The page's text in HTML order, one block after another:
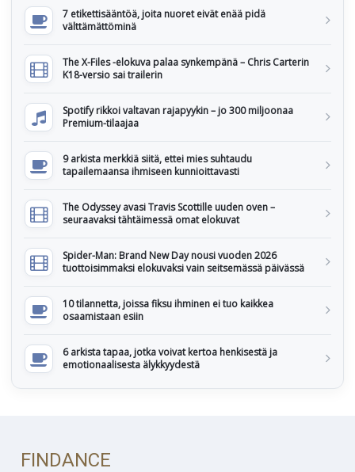
7 etikettisääntöä, joita nuoret eivät enää pidä
välttämättöminä
The X-Files -elokuva palaa synkempänä – Chris Carterin
K18-versio sai trailerin
Spotify rikkoi valtavan rajapyykin – jo 300 miljoonaa
Premium-tilaajaa
9 arkista merkkiä siitä, ettei mies suhtaudu
tapailemaansa ihmiseen kunnioittavasti
The Odyssey avasi Travis Scottille uuden oven –
seuraavaksi tähtäimessä omat elokuvat
Spider-Man: Brand New Day nousi vuoden 2026
tuottoisimmaksi elokuvaksi vain seitsemässä päivässä
10 tilannetta, joissa fiksu ihminen ei tuo kaikkea
osaamistaan esiin
6 arkista tapaa, jotka voivat kertoa henkisestä ja
emotionaalisesta älykkyydestä
FINDANCE